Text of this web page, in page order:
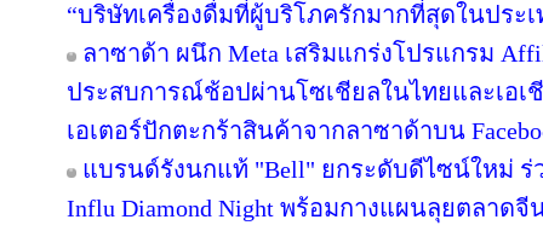
“บริษัทเครื่องดื่มที่ผู้บริโภครักมากที่สุดในประเ
ลาซาด้า ผนึก Meta เสริมแกร่งโปรแกรม
ประสบการณ์ช้อปผ่านโซเชียลในไทยและเอเ
เอเตอร์ปักตะกร้าสินค้าจากลาซาด้าบน
แบรนด์รังนกแท้ "Bell" ยกระดับดีไซน์ใหม่ ร่
Influ Diamond Night พร้อมกางแผนลุยตลาด